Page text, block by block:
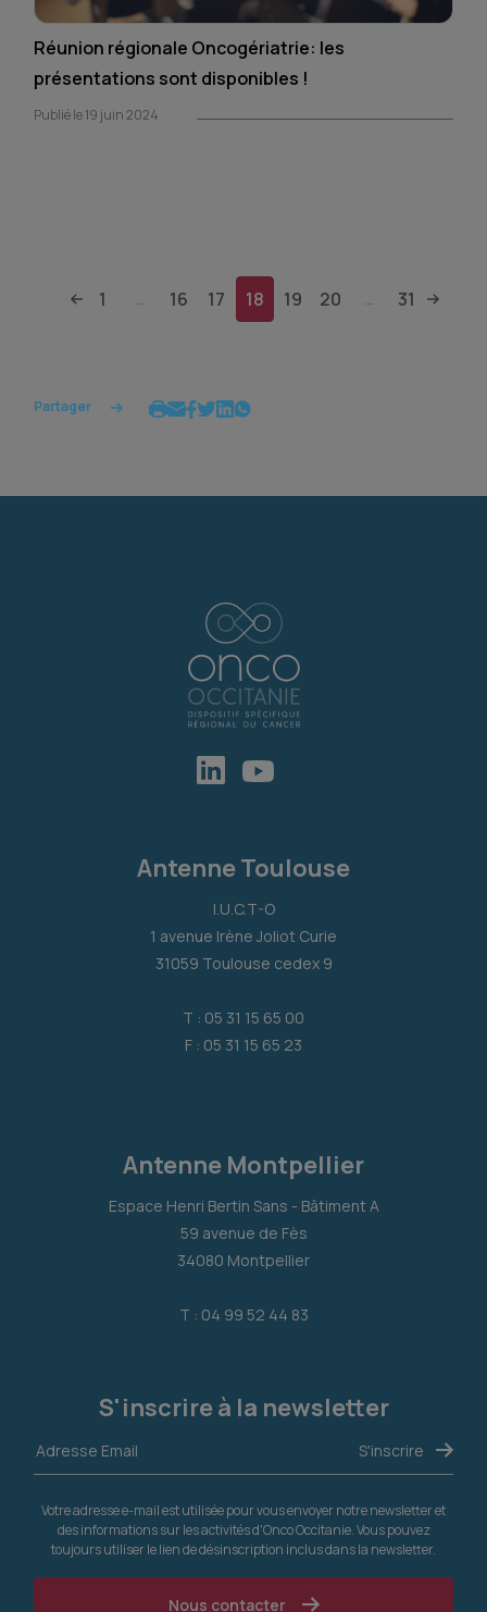
Réunion régionale Oncogériatrie: les
présentations sont disponibles !
Publié le 19 juin 2024
1 ... 16 17 18 19 20 ... 31
Partager
Antenne Toulouse
I.U.C.T-O
1 avenue Irène Joliot Curie
31059 Toulouse cedex 9
T : 05 31 15 65 00
F : 05 31 15 65 23
Antenne Montpellier
Espace Henri Bertin Sans - Bâtiment A
59 avenue de Fès
34080 Montpellier
T : 04 99 52 44 83
S'inscrire à la newsletter
Votre adresse e-mail est utilisée pour vous envoyer notre newsletter et
des informations sur les activités d'Onco Occitanie. Vous pouvez
toujours utiliser le lien de désinscription inclus dans la newsletter.
Nous contacter